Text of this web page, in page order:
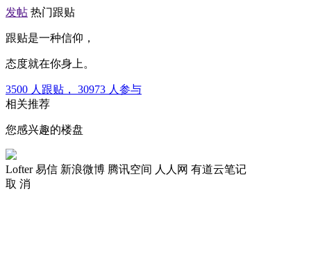
发帖 热门跟贴
跟贴是一种信仰，
态度就在你身上。
3500 人跟贴， 30973 人参与
相关推荐
您感兴趣的楼盘
Lofter 易信 新浪微博 腾讯空间 人人网 有道云笔记
取 消